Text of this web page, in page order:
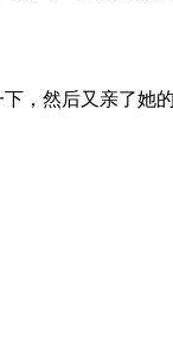
，然后又亲了她